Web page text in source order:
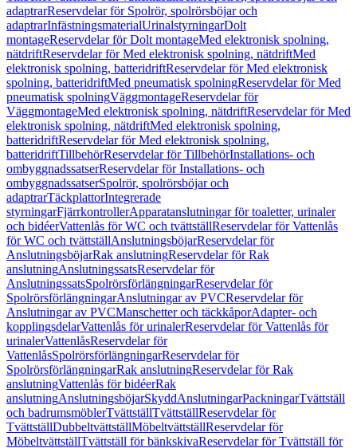
adaptrarReservdelar för Spolrör, spolrörsböjar och
adaptrarInfästningsmaterialUrinalstyrningarDolt
montageReservdelar för Dolt montageMed elektronisk spolning,
nätdriftReservdelar för Med elektronisk spolning, nätdriftMed
elektronisk spolning, batteridriftReservdelar för Med elektronisk
spolning, batteridriftMed pneumatisk spolningReservdelar för Med
pneumatisk spolningVäggmontageReservdelar för
VäggmontageMed elektronisk spolning, nätdriftReservdelar för Med
elektronisk spolning, nätdriftMed elektronisk spolning,
batteridriftReservdelar för Med elektronisk spolning,
batteridriftTillbehörReservdelar för TillbehörInstallations- och
ombyggnadssatserReservdelar för Installations- och
ombyggnadssatserSpolrör, spolrörsböjar och
adaptrarTäckplattorIntegrerade
styrningarFjärrkontrollerApparatanslutningar för toaletter, urinaler
och bidéerVattenlås för WC och tvättställReservdelar för Vattenlås
för WC och tvättställAnslutningsböjarReservdelar för
AnslutningsböjarRak anslutningReservdelar för Rak
anslutningAnslutningssatsReservdelar för
AnslutningssatsSpolrörsförlängningarReservdelar för
SpolrörsförlängningarAnslutningar av PVCReservdelar för
Anslutningar av PVCManschetter och täckkåporAdapter- och
kopplingsdelarVattenlås för urinalerReservdelar för Vattenlås för
urinalerVattenlåsReservdelar för
VattenlåsSpolrörsförlängningarReservdelar för
SpolrörsförlängningarRak anslutningReservdelar för Rak
anslutningVattenlås för bidéerRak
anslutningAnslutningsböjarSkyddAnslutningarPackningarTvättställ
och badrumsmöblerTvättställTvättställReservdelar för
TvättställDubbeltvättställMöbeltvättställReservdelar för
MöbeltvättställTvättställ för bänkskivaReservdelar för Tvättställ för